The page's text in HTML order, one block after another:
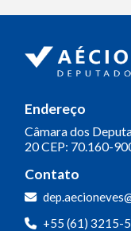
Endereço
Câmara dos
20CEP: 70.160-
Contato
+55 (61) 3215-